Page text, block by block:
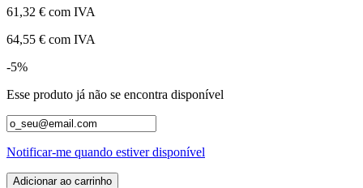
61,32 € com IVA
64,55 € com IVA
-5%
Esse produto já não se encontra disponível
Notificar-me quando estiver disponível
Adicionar ao carrinho